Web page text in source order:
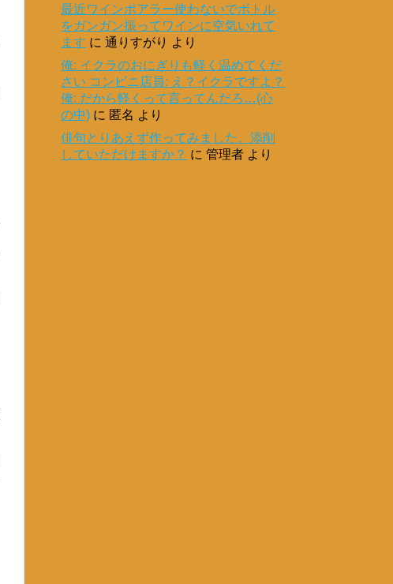
最近ワインポアラー使わないでボトル
をガンガン振ってワインに空気いれて
ます に 通りすがり より
俺: イクラのおにぎりも軽く温めてくだ
さい コンビニ店員: え？イクラですよ？
俺: だから軽くって言ってんだろ…(心
の中) に 匿名 より
俳句とりあえず作ってみました。添削
していただけますか？ に 管理者 より